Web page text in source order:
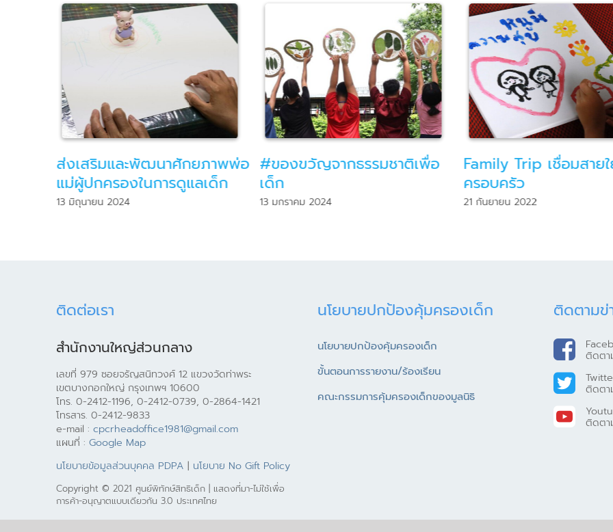
ส่งเสริมและพัฒนาศักยภาพพ่อ
แม่ผู้ปกครองในการดูแลเด็ก
13 มิถุนายน 2024
#ของขวัญจากธรรมชาติเพื่อ
เด็ก
13 มกราคม 2024
Family Trip เชื่อมสาย
ครอบครัว
21 กันยายน 2022
ติดต่อเรา
สำนักงานใหญ่ส่วนกลาง
เลขที่ 979 ซอยจรัญสนิทวงศ์ 12 แขวงวัดท่าพระ
เขตบางกอกใหญ่ กรุงเทพฯ 10600
โทร. 0-2412-1196, 0-2412-0739, 0-2864-1421
โทรสาร. 0-2412-9833
e-mail : cpcrheadoffice1981@gmail.com
แผนที่ : Google Map
นโยบายข้อมูลส่วนบุคคล PDPA | นโยบาย No Gift Policy
Copyright © 2021 ศูนย์พิทักษ์สิทธิเด็ก | แสดงที่มา-ไม่ใช้เพื่อ
การค้า-อนุญาตแบบเดียวกัน 3.0 ประเทศไทย
นโยบายปกป้องคุ้มครองเด็ก
นโยบายปกป้องคุ้มครองเด็ก
ขั้นตอนการรายงาน/ร้องเรียน
คณะกรรมการคุ้มครองเด็กของมูลนิธิ
ติดตามข่
ติดตา
ติดตา
ติดตา